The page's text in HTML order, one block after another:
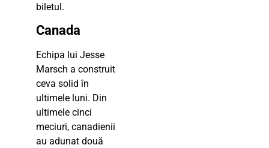
biletul.
Canada
Echipa lui Jesse
Marsch a construit
ceva solid în
ultimele luni. Din
ultimele cinci
meciuri, canadienii
au adunat două